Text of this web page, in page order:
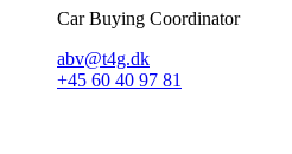
Car Buying Coordinator
abv@t4g.dk
+45 60 40 97 81